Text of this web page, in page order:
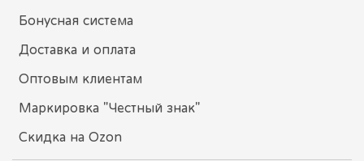
Бонусная система
Доставка и оплата
Оптовым клиентам
Маркировка "Честный знак"
Скидка на Ozon